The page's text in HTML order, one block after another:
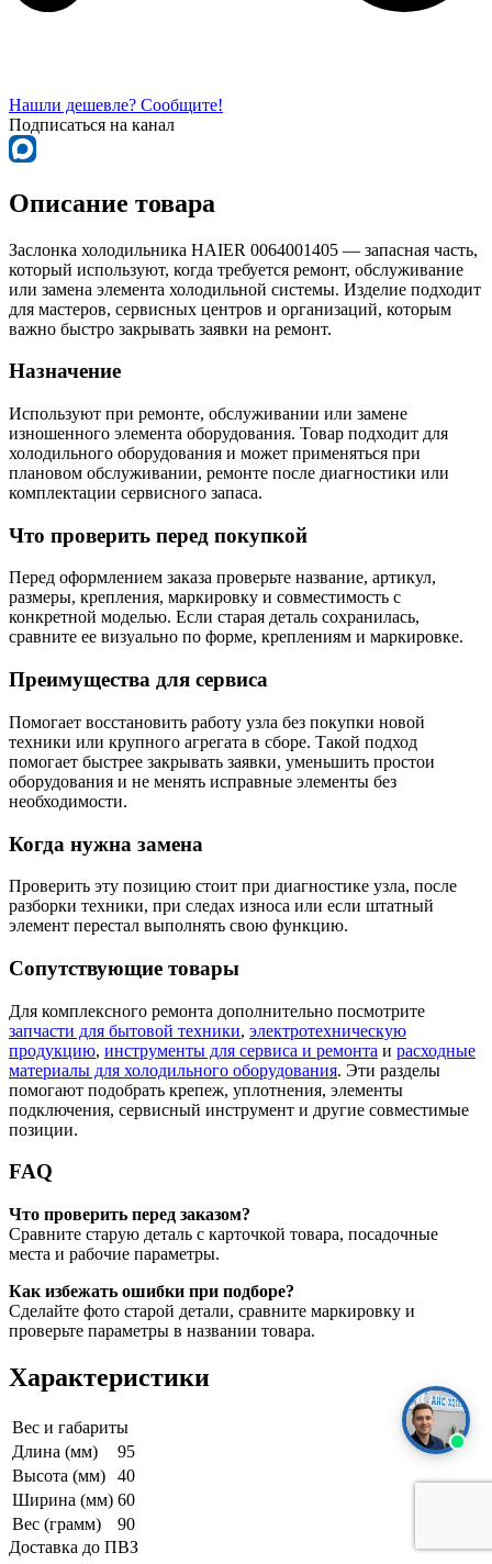
Нашли дешевле? Сообщите!
Подписаться на канал
Описание товара
Заслонка холодильника HAIER 0064001405 — запасная часть,
который используют, когда требуется ремонт, обслуживание
или замена элемента холодильной системы. Изделие подходит
для мастеров, сервисных центров и организаций, которым
важно быстро закрывать заявки на ремонт.
Назначение
Используют при ремонте, обслуживании или замене
изношенного элемента оборудования. Товар подходит для
холодильного оборудования и может применяться при
плановом обслуживании, ремонте после диагностики или
комплектации сервисного запаса.
Что проверить перед покупкой
Перед оформлением заказа проверьте название, артикул,
размеры, крепления, маркировку и совместимость с
конкретной моделью. Если старая деталь сохранилась,
сравните ее визуально по форме, креплениям и маркировке.
Преимущества для сервиса
Помогает восстановить работу узла без покупки новой
техники или крупного агрегата в сборе. Такой подход
помогает быстрее закрывать заявки, уменьшить простои
оборудования и не менять исправные элементы без
необходимости.
Когда нужна замена
Проверить эту позицию стоит при диагностике узла, после
разборки техники, при следах износа или если штатный
элемент перестал выполнять свою функцию.
Сопутствующие товары
Для комплексного ремонта дополнительно посмотрите
запчасти для бытовой техники, электротехническую
продукцию, инструменты для сервиса и ремонта и расходные
материалы для холодильного оборудования. Эти разделы
помогают подобрать крепеж, уплотнения, элементы
подключения, сервисный инструмент и другие совместимые
позиции.
FAQ
Что проверить перед заказом?
Сравните старую деталь с карточкой товара, посадочные
места и рабочие параметры.
Как избежать ошибки при подборе?
Сделайте фото старой детали, сравните маркировку и
проверьте параметры в названии товара.
Характеристики
Вес и габариты
Длина (мм)
95
Высота (мм)
40
Ширина (мм) 60
Вес (грамм)
90
Доставка до ПВЗ